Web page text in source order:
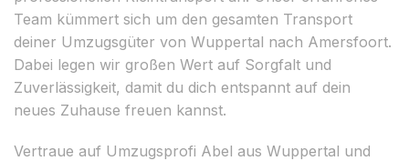
Team kümmert sich um den gesamten Transport
deiner Umzugsgüter von Wuppertal nach Amersfoort.
Dabei legen wir großen Wert auf Sorgfalt und
Zuverlässigkeit, damit du dich entspannt auf dein
neues Zuhause freuen kannst.
Vertraue auf Umzugsprofi Abel aus Wuppertal und